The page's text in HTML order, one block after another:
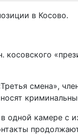
в Косово.
смена»,
в одной